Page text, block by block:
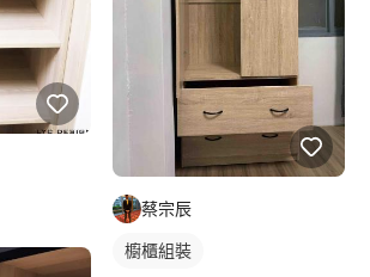
蔡宗辰
櫥櫃組裝